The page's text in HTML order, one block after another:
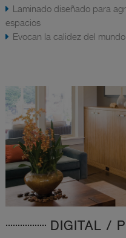
Laminado diseñado para
espacios
Evocan la calidez del
DIGITAL /